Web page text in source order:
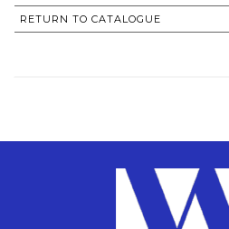
RETURN TO CATALOGUE